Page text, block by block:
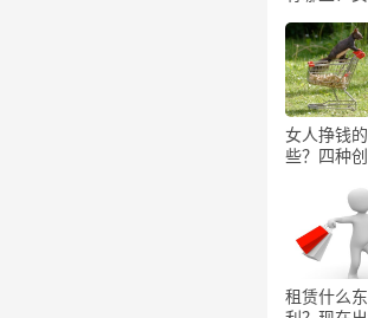
女人挣钱
些？四种
租赁什么